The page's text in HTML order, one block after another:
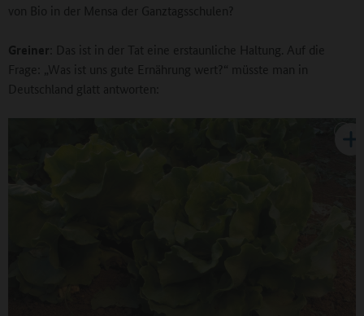
von Bio in der Mensa der Ganztagsschulen?
Greiner : Das ist in der Tat eine erstaunliche Haltung. Auf die
Frage: „Was ist uns gute Ernährung wert?“ müsste man in
Deutschland glatt antworten: